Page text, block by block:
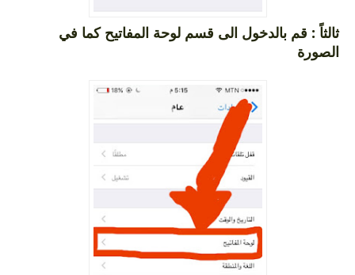
ثالثاً : قم بالدخول الى قسم لوحة المفاتيح كما في
الصورة